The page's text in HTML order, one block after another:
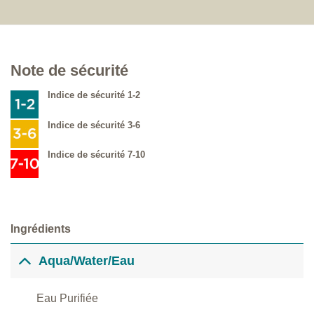
Note de sécurité
Indice de sécurité 1-2
Indice de sécurité 3-6
Indice de sécurité 7-10
Ingrédients
Aqua/Water/Eau
Eau Purifiée